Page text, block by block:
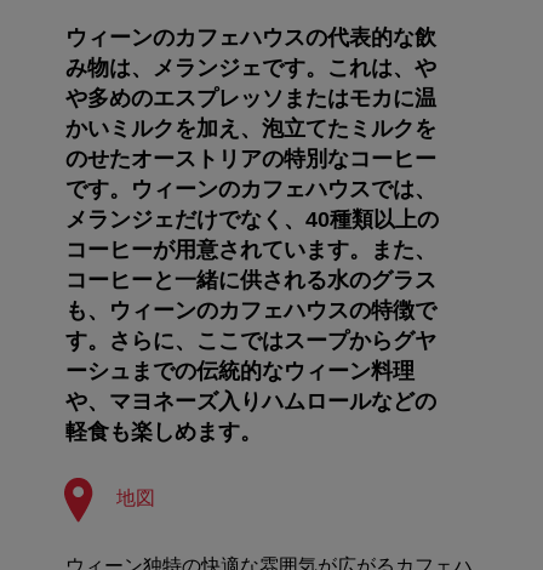
ウィーンのカフェハウスの代表的な飲
み物は、メランジェです。これは、や
や多めのエスプレッソまたはモカに温
かいミルクを加え、泡立てたミルクを
のせたオーストリアの特別なコーヒー
です。ウィーンのカフェハウスでは、
メランジェだけでなく、40種類以上の
コーヒーが用意されています。また、
コーヒーと一緒に供される水のグラス
も、ウィーンのカフェハウスの特徴で
す。さらに、ここではスープからグヤ
ーシュまでの伝統的なウィーン料理
や、マヨネーズ入りハムロールなどの
軽食も楽しめます。
地図
ウィーン独特の快適な雰囲気が広がるカフェハ